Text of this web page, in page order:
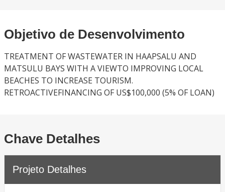
Objetivo de Desenvolvimento
TREATMENT OF WASTEWATER IN HAAPSALU AND
MATSULU BAYS WITH A VIEWTO IMPROVING LOCAL
BEACHES TO INCREASE TOURISM.
RETROACTIVEFINANCING OF US$100,000 (5% OF LOAN)
Chave Detalhes
Projeto Detalhes